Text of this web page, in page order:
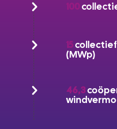
100
15collectief
(MWp)
46,3